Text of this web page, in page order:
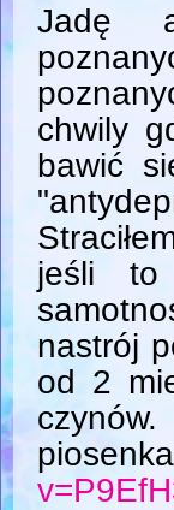
Jadę
chwily
bawić
jeśli to
nastrój
od 2